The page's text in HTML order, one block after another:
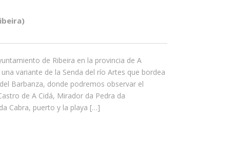
de Ribeira en la provincia de A
variante de la Senda del río Artes que bordea
Barbanza, donde podremos observar el
de A Cidá, Mirador da Pedra da
Cabra, puerto y la playa […]